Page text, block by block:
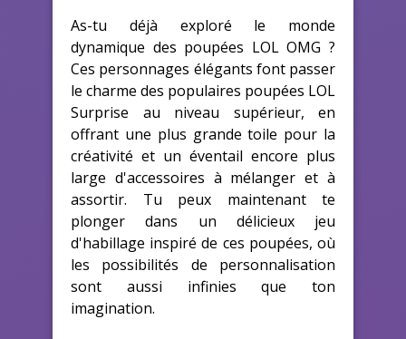
As-tu déjà exploré le monde
dynamique des poupées LOL OMG ?
Ces personnages élégants font passer
le charme des populaires poupées LOL
Surprise au niveau supérieur, en
offrant une plus grande toile pour la
créativité et un éventail encore plus
large d'accessoires à mélanger et à
assortir. Tu peux maintenant te
plonger dans un délicieux jeu
d'habillage inspiré de ces poupées, où
les possibilités de personnalisation
sont aussi infinies que ton
imagination.